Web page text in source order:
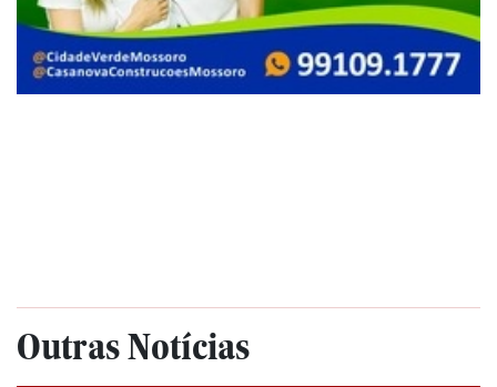
Outras Notícias